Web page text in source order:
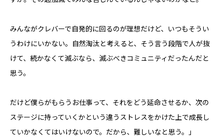
みんながクレバーで自発的に回るのが理想だけど、いつもそうい
うわけにいかない。自然淘汰と考えると、そう言う段階で人が抜
けて、続かなくて滅ぶなら、滅ぶべきコミュニティだったんだと
思う。
だけど僕らがもらうお仕事って、それをどう延命させるか、次の
ステージに持っていくかという違うストレスをかけた上で成長し
ていかなくてはいけないので。だから、難しいなと思う。」